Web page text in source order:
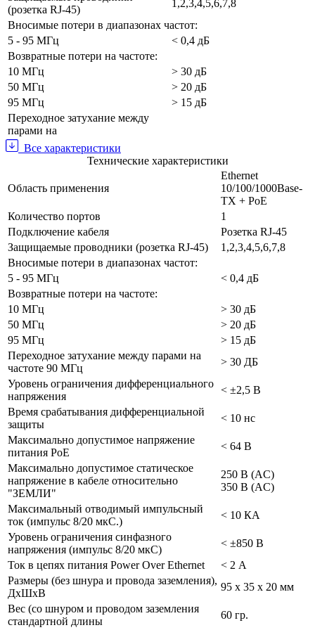
(розетка RJ-45)
1,2,3,4,5,6,7,8
Вносимые потери в диапазонах частот:
5 - 95 МГц
< 0,4 дБ
Возвратные потери на частоте:
10 МГц
> 30 дБ
50 МГц
> 20 дБ
95 МГц
> 15 дБ
Переходное затухание между
парами на
Все характеристики
Технические характеристики
Область применения
Ethernet
10/100/1000Base-
TX + PoE
Количество портов
1
Подключение кабеля
Розетка RJ-45
Защищаемые проводники (розетка RJ-45)
1,2,3,4,5,6,7,8
Вносимые потери в диапазонах частот:
5 - 95 МГц
< 0,4 дБ
Возвратные потери на частоте:
10 МГц
> 30 дБ
50 МГц
> 20 дБ
95 МГц
> 15 дБ
Переходное затухание между парами на
частоте 90 МГц
> 30 ДБ
Уровень ограничения дифференциального
напряжения
< ±2,5 В
Время срабатывания дифференциальной
защиты
< 10 нс
Максимально допустимое напряжение
питания РоЕ
< 64 В
Максимально допустимое статическое
напряжение в кабеле относительно
"ЗЕМЛИ"
250 В (AC)
350 В (AC)
Максимальный отводимый импульсный
ток (импульс 8/20 мкС.)
< 10 КА
Уровень ограничения синфазного
напряжения (импульс 8/20 мкС)
< ±850 В
Ток в цепях питания Power Over Ethernet
< 2 А
Размеры (без шнура и провода заземления),
ДхШхВ
95 х 35 х 20 мм
Вес (со шнуром и проводом заземления
стандартной длины
60 гр.